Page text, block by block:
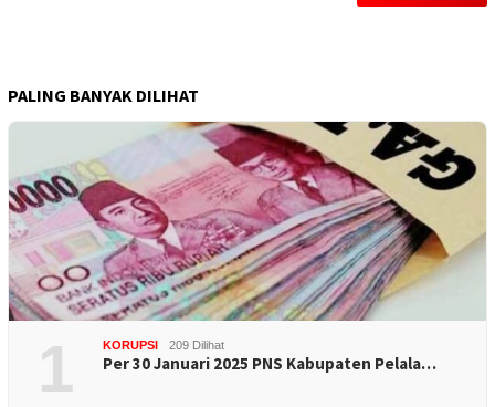
PALING BANYAK DILIHAT
1 KORUPSI 209 Dilihat
Per 30 Januari 2025 PNS Kabupaten Pelala…